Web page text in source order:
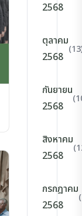
2568
ตุลาคม
2568
กันยายน
2568
สิงหาคม
2568
กรกฎาคม
2568